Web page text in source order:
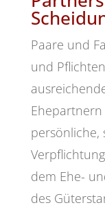
Paare und
und
persönliche,
dem Ehe-
des